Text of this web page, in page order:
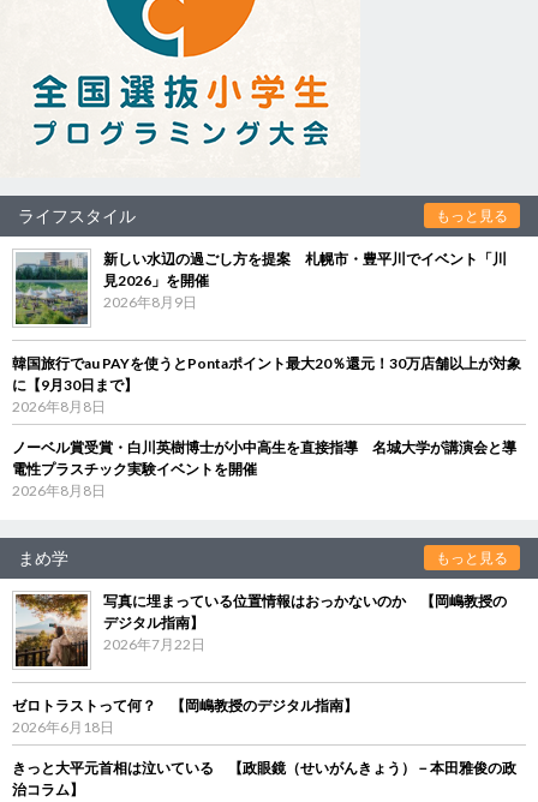
ライフスタイル もっと見る
新しい水辺の過ごし方を提案 札幌市・豊平川でイベント「川
見2026」を開催
2026年8月9日
韓国旅行でau PAYを使うとPontaポイント最大20％還元！30万店舗以上が対象
に【9月30日まで】
2026年8月8日
ノーベル賞受賞・白川英樹博士が小中高生を直接指導 名城大学が講演会と導
電性プラスチック実験イベントを開催
2026年8月8日
まめ学 もっと見る
写真に埋まっている位置情報はおっかないのか 【岡嶋教授の
デジタル指南】
2026年7月22日
ゼロトラストって何？ 【岡嶋教授のデジタル指南】
2026年6月18日
きっと大平元首相は泣いている 【政眼鏡（せいがんきょう）－本田雅俊の政
治コラム】